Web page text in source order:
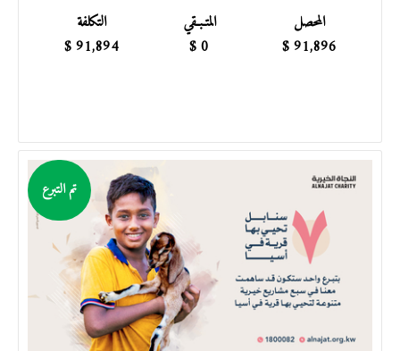
المحصل
91,896
$
المتـبـقي
0
$
التكلفة
91,894
$
تم التبرع